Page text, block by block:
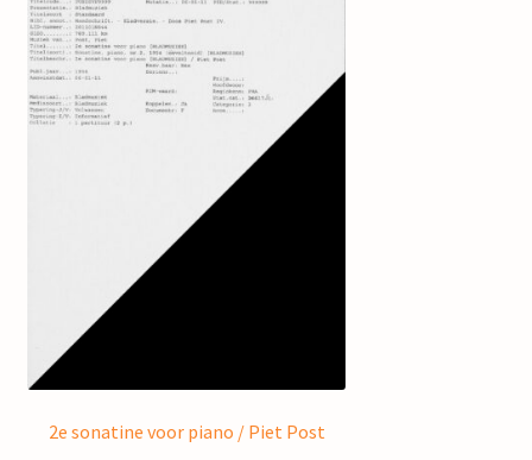
2e sonatine voor piano / Piet Post